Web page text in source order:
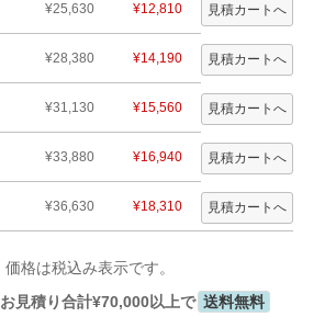
¥25,630 ¥12,810
¥28,380 ¥14,190
¥31,130 ¥15,560
¥33,880 ¥16,940
¥36,630 ¥18,310
価格は税込み表示です。
見積り合計¥70,000以上で 送料無料